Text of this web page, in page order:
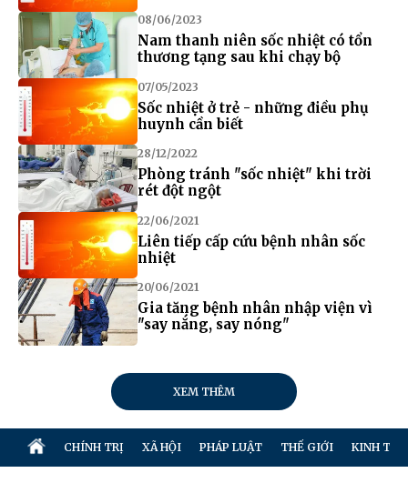
08/06/2023
Nam thanh niên sốc nhiệt có tổn
thương tạng sau khi chạy bộ
07/05/2023
Sốc nhiệt ở trẻ - những điều phụ
huynh cần biết
28/12/2022
Phòng tránh "sốc nhiệt" khi trời
rét đột ngột
22/06/2021
Liên tiếp cấp cứu bệnh nhân sốc
nhiệt
20/06/2021
Gia tăng bệnh nhân nhập viện vì
"say nắng, say nóng"
XEM THÊM
CHÍNH TRỊ XÃ HỘI PHÁP LUẬT THẾ GIỚI KINH TẾ